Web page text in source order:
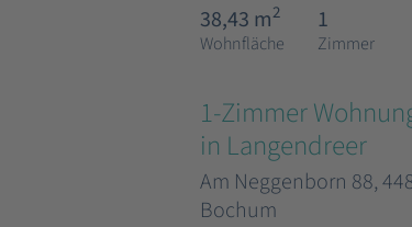
38,43 m2
Wohnfläche
1
Zimmer
1-Zimmer
in Langendreer
Am Neggenborn 88,
Bochum